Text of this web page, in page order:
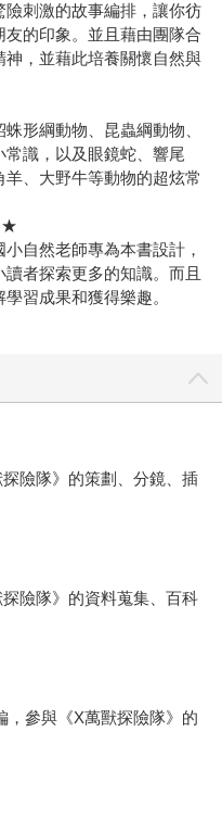
刺激的故事編排，讓你彷
的印象。並且藉由團隊合
，並藉此培養關懷自然與
形綱動物、昆蟲綱動物、
識，以及眼鏡蛇、響尾
、大野牛等動物的超炫常
自然老師專為本書設計，
者探索更多的知識。而且
習成果和獲得樂趣。
險隊》的策劃、分鏡、插
險隊》的資料蒐集、百科
，參與《X萬獸探險隊》的